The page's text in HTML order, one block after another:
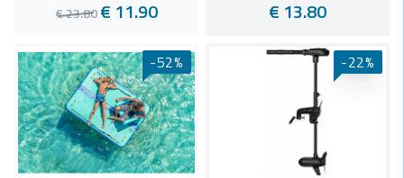
€ 23.80€ 11.90 € 13.80
-52% -22%